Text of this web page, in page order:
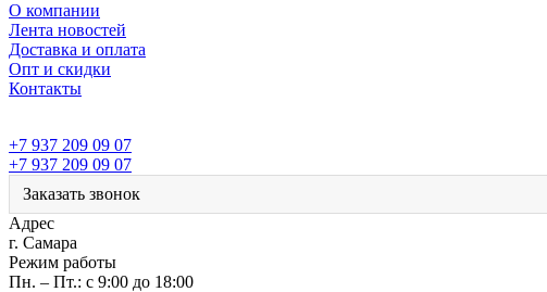
О компании
Лента новостей
Доставка и оплата
Опт и скидки
Контакты
+7 937 209 09 07
+7 937 209 09 07
Заказать звонок
Адрес
г. Самара
Режим работы
Пн. – Пт.: с 9:00 до 18:00